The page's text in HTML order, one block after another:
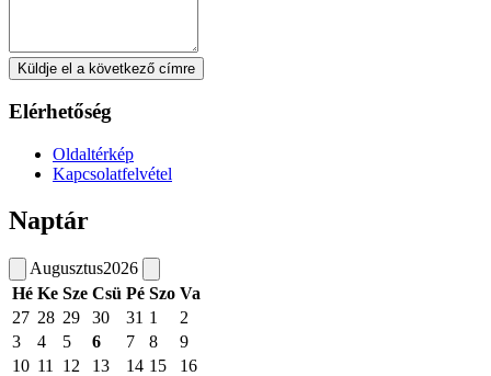
Küldje el a következő címre
Elérhetőség
Oldaltérkép
Kapcsolatfelvétel
Naptár
Augusztus2026
Hé Ke Sze Csü Pé Szo Va
27 28 29 30 31 1
2
3
4 5 6 7 8
9
10 11 12 13 14 15
16